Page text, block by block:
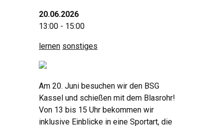
20.06.2026
13:00 - 15:00
lernen sonstiges
Am 20. Juni besuchen wir den BSG
Kassel und schießen mit dem Blasrohr!
Von 13 bis 15 Uhr bekommen wir
inklusive Einblicke in eine Sportart, die